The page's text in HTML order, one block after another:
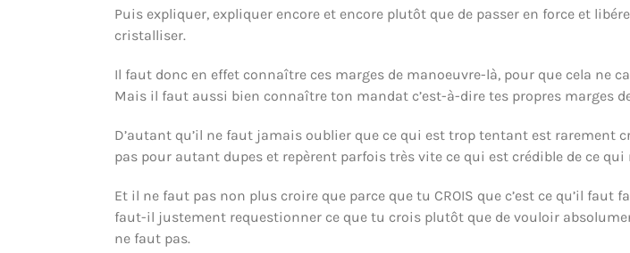
Puis expliquer, expliquer encore et encore plutôt que de passer en force et
cristalliser.
Il faut donc en effet connaître ces marges de manoeuvre-là, pour que cela ne
Mais il faut aussi bien connaître ton mandat c’est-à-dire tes propres marges
D’autant qu’il ne faut jamais oublier que ce qui est trop tentant est rarement
pas pour autant dupes et repèrent parfois très vite ce qui est crédible de ce qui
Et il ne faut pas non plus croire que parce que tu CROIS que c’est ce qu’il faut
faut-il justement requestionner ce que tu crois plutôt que de vouloir
ne faut pas.